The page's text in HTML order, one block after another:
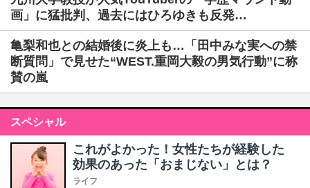
画」に猛批判、過去にはひろゆきも反発…
亀梨和也との結婚後に炎上も…「田中みな実への禁
断質問」で見せた“WEST.重岡大毅の男気行動”に称
賛の嵐
スペシャル
これがよかった！女性たちが経験した
効果のあった「おまじない」とは？
ライフ